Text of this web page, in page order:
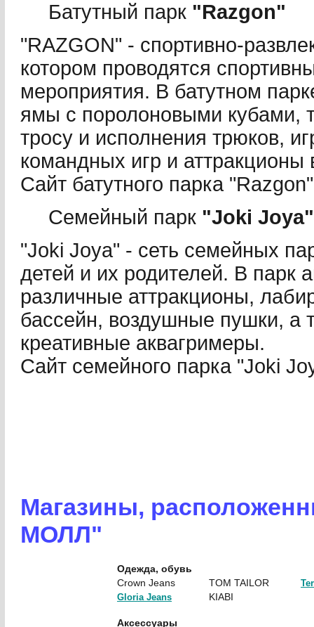
Батутный парк "Razgon"
"RAZGON" - спортивно-
котором проводятся
мероприятия. В батутном
ямы с поролоновыми кубами,
тросу и исполнения трюков,
командных игр и аттракционы
Сайт батутного парка
Семейный парк "Joki Joya"
"Joki Joya" - сеть семейных
детей и их родителей. В парк
различные аттракционы,
бассейн, воздушные пушки, а
креативные аквагримеры.
Сайт семейного парка "Joki
Магазины,
МОЛЛ"
Одежда, обувь
Crown Jeans
TOM TAILOR
Gloria Jeans
KIABI
Аксессуары